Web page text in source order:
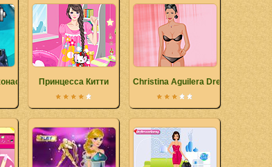
Принцесса Китти Christina Aguilera Dress Up